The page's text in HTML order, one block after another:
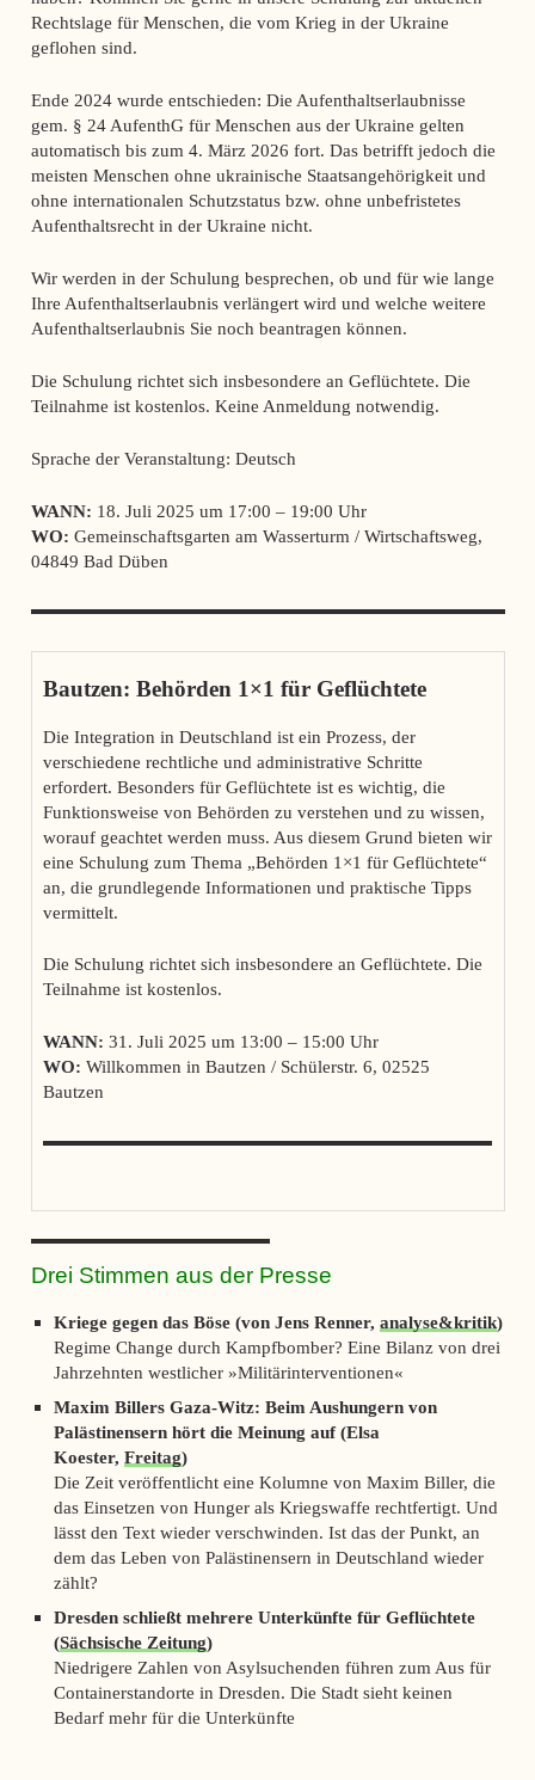
Rechtslage für Menschen, die vom Krieg in der Ukraine
geflohen sind.
Ende 2024 wurde entschieden: Die Aufenthaltserlaubnisse
gem. § 24 AufenthG für Menschen aus der Ukraine gelten
automatisch bis zum 4. März 2026 fort. Das betrifft jedoch die
meisten Menschen ohne ukrainische Staatsangehörigkeit und
ohne internationalen Schutzstatus bzw. ohne unbefristetes
Aufenthaltsrecht in der Ukraine nicht.
Wir werden in der Schulung besprechen, ob und für wie lange
Ihre Aufenthaltserlaubnis verlängert wird und welche weitere
Aufenthaltserlaubnis Sie noch beantragen können.
Die Schulung richtet sich insbesondere an Geflüchtete. Die
Teilnahme ist kostenlos. Keine Anmeldung notwendig.
Sprache der Veranstaltung: Deutsch
WANN: 18. Juli 2025 um 17:00 – 19:00 Uhr
WO: Gemeinschaftsgarten am Wasserturm / Wirtschaftsweg,
04849 Bad Düben
Bautzen: Behörden 1×1 für Geflüchtete
Die Integration in Deutschland ist ein Prozess, der
verschiedene rechtliche und administrative Schritte
erfordert. Besonders für Geflüchtete ist es wichtig, die
Funktionsweise von Behörden zu verstehen und zu wissen,
worauf geachtet werden muss. Aus diesem Grund bieten wir
eine Schulung zum Thema „Behörden 1×1 für Geflüchtete“
an, die grundlegende Informationen und praktische Tipps
vermittelt.
Die Schulung richtet sich insbesondere an Geflüchtete. Die
Teilnahme ist kostenlos.
WANN: 31. Juli 2025 um 13:00 – 15:00 Uhr
WO: Willkommen in Bautzen / Schülerstr. 6, 02525
Bautzen
Drei Stimmen aus der Presse
Kriege gegen das Böse (von Jens Renner, analyse&kritik)
Regime Change durch Kampfbomber? Eine Bilanz von drei
Jahrzehnten westlicher »Militärinterventionen«
Maxim Billers Gaza-Witz: Beim Aushungern von
Palästinensern hört die Meinung auf (Elsa
Koester, Freitag)
Die Zeit veröffentlicht eine Kolumne von Maxim Biller, die
das Einsetzen von Hunger als Kriegswaffe rechtfertigt. Und
lässt den Text wieder verschwinden. Ist das der Punkt, an
dem das Leben von Palästinensern in Deutschland wieder
zählt?
Dresden schließt mehrere Unterkünfte für Geflüchtete
(Sächsische Zeitung)
Niedrigere Zahlen von Asylsuchenden führen zum Aus für
Containerstandorte in Dresden. Die Stadt sieht keinen
Bedarf mehr für die Unterkünfte